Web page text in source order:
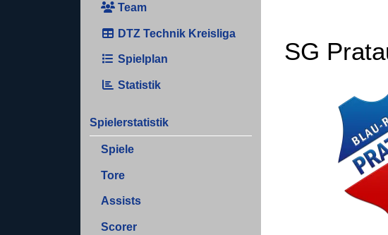
Team
DTZ Technik Kreisliga
Spielplan
Statistik
Spielerstatistik
Spiele
Tore
Assists
Scorer
SG